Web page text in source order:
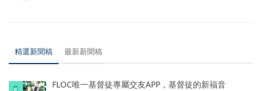
精選新聞稿 最新新聞稿
FLOC唯一基督徒專屬交友APP，基督徒的新福音